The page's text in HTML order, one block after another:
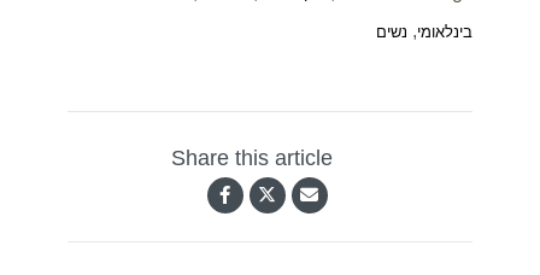
בינלאומי, נשים
Share this article